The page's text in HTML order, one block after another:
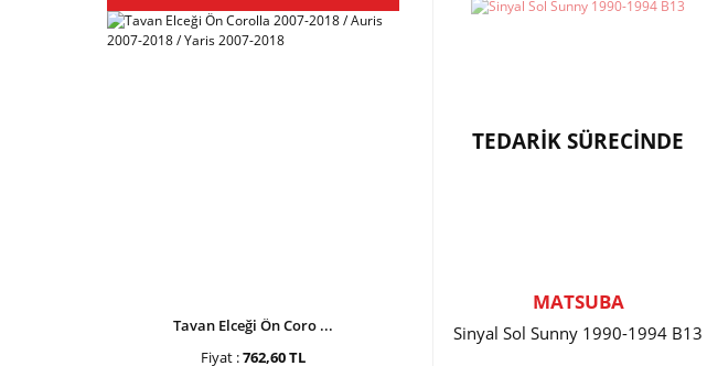
Tavan Elceği Ön Coro ...
Fiyat :762,60 TL
TEDARİK SÜRECİNDE
MATSUBA
Sinyal Sol Sunny 1990-1994 B13